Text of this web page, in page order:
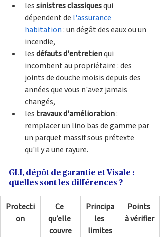
les sinistres classiques qui
dépendent de l'assurance
habitation : un dégât des eaux ou un
incendie,
les défauts d'entretien qui
incombent au propriétaire : des
joints de douche moisis depuis des
années que vous n'avez jamais
changés,
les travaux d'amélioration :
remplacer un lino bas de gamme par
un parquet massif sous prétexte
qu'il y a une rayure.
GLI, dépôt de garantie et Visale :
quelles sont les différences ?
Protecti
on
Ce
qu’elle
couvre
Principa
les
limites
Points
à vérifier